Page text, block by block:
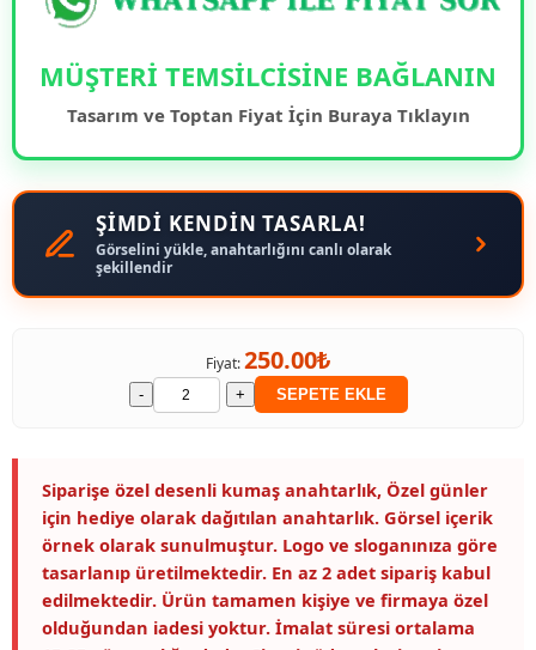
MÜŞTERİ TEMSİLCİSİNE BAĞLANIN
Tasarım ve Toptan Fiyat İçin Buraya Tıklayın
ŞİMDİ KENDİN TASARLA!
Görselini yükle, anahtarlığını canlı olarak
şekillendir
Fiyat:250.00₺
- + SEPETE EKLE
Siparişe özel desenli kumaş anahtarlık, Özel günler
için hediye olarak dağıtılan anahtarlık. Görsel içerik
örnek olarak sunulmuştur. Logo ve sloganınıza göre
tasarlanıp üretilmektedir. En az 2 adet sipariş kabul
edilmektedir. Ürün tamamen kişiye ve firmaya özel
olduğundan iadesi yoktur. İmalat süresi ortalama